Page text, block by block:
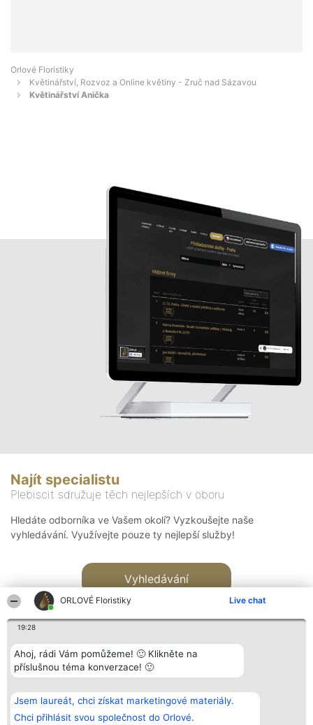
ORLOVÉ Floristiky Live chat
19:28
Ahoj, rádi Vám pomůžeme! 🙂 Klikněte na
příslušnou téma konverzace! 🙂
Jsem laureát, chci získat marketingové materiály.
Chci přihlásit svou společnost do Orlové.
Orlové Floristiky
Květinářství, Rozvoz a Online květiny - Zruč nad Sázavou
Květinářství Anička
Najít specialistu
Plebiscit sdružuje těch nejlepších v oboru
Hledáte odborníka ve Vašem okolí? Vyzkoušejte naše
vyhledávání. Využívejte pouze ty nejlepší služby!
Vyhledávání
Bright Side Solutions sp. z o.
o. sp. k.
ul. Ruska 22
Wrocław 50-079
Vítězové
Seznam všech
laureátů
Zásady
Kontakt